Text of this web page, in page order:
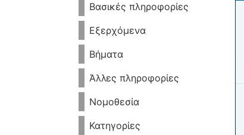
Βασικές πληροφορίες
Εξερχόμενα
Βήματα
Άλλες πληροφορίες
Νομοθεσία
Κατηγορίες